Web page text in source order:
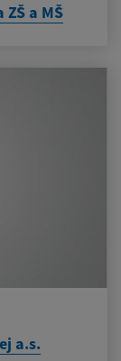
a MŠ
a.s.